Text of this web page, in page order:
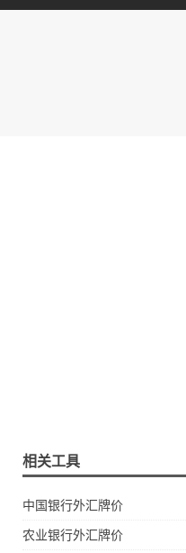
相关工具
中国银行外汇牌价
农业银行外汇牌价